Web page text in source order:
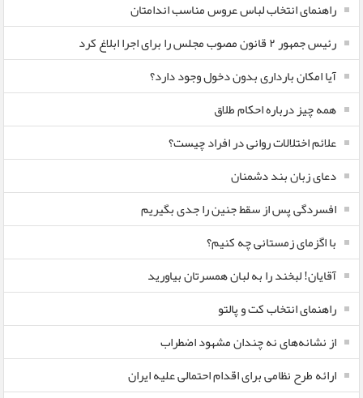
راهنمای انتخاب لباس عروس مناسب اندامتان
رئیس جمهور ۲ قانون مصوب مجلس را برای اجرا ابلاغ کرد
آیا امکان بارداری بدون دخول وجود دارد؟
همه چیز درباره احکام طلاق
علائم اختلالات روانی در افراد چیست؟
دعای زبان بند دشمنان
افسردگی پس از سقط جنین را جدی بگیریم
با اگزمای زمستانی چه کنیم؟
آقایان! لبخند را به لبان همسرتان بیاورید
راهنمای انتخاب کت و پالتو
از نشانه‌های نه چندان مشهود اضطراب
ارائه طرح نظامی برای اقدام احتمالی علیه ایران